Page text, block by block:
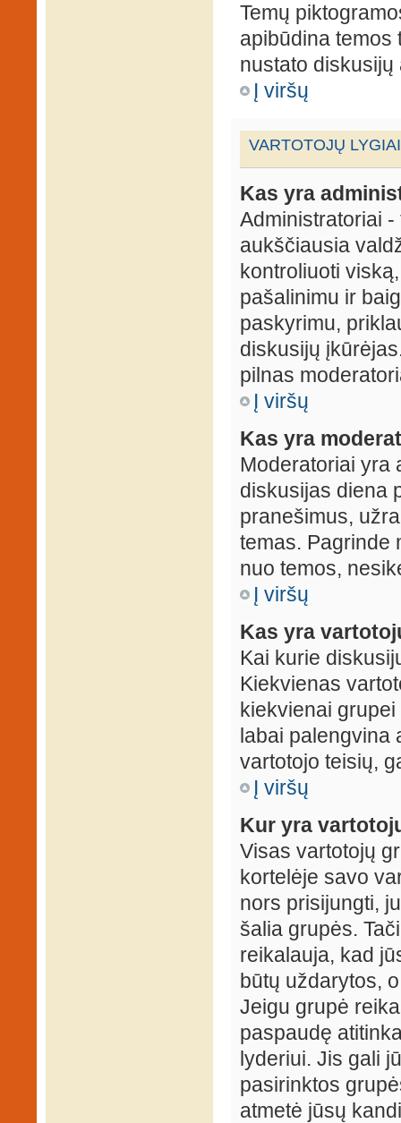
Temų
apibūdina temos
nustato
Į viršų
VARTOTOJŲ
Kas yra
Administratoriai
aukščiausia
kontroliuoti
pašalinimu ir
paskyrimu,
diskusijų
pilnas
Į viršų
Kas yra
Moderatoriai yra
diskusijas diena
pranešimus,
temas. Pagrinde
nuo temos,
Į viršų
Kas yra
Kai kurie
Kiekvienas
kiekvienai
labai palengvina
vartotojo teisių,
Į viršų
Kur yra
Visas vartotojų
kortelėje savo
nors prisijungti,
šalia grupės.
reikalauja, kad
būtų uždarytos,
Jeigu grupė
paspaudę
lyderiui. Jis gali
pasirinktos
atmetė jūsų